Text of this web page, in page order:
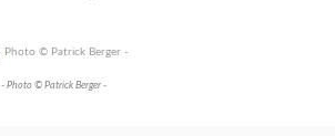
- Photo © Patrick Berger -